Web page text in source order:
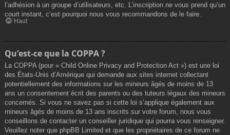
l’adhésion à un groupe d’utilisateurs, etc. L’inscription ne vous prend qu’un
court instant, c’est pourquoi nous vous recommandons de le faire.
Haut
Qu’est-ce que la COPPA ?
La COPPA (pour « Child Online Privacy and Protection Act ») est une loi
des États-Unis d’Amérique qui demande aux sites internet collectant
potentiellement des informations sur les mineurs âgés de moins de 13
ans un consentement écrit des parents ou des tuteurs légaux des mineurs
concernés. Si vous ne savez pas si cette loi s’applique également aux
mineurs âgés de moins de 13 ans inscrits sur votre forum, nous vous
conseillons de contacter un conseiller juridique qui pourra vous renseigner.
Veuillez noter que phpBB Limited et que les propriétaires de ce forum ne